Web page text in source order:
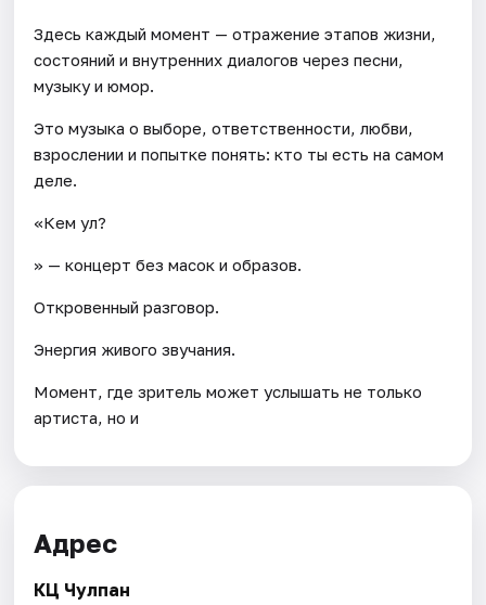
Здесь каждый момент — отражение этапов жизни,
состояний и внутренних диалогов через песни,
музыку и юмор.
Это музыка о выборе, ответственности, любви,
взрослении и попытке понять: кто ты есть на самом
деле.
«Кем ул?
» — концерт без масок и образов.
Откровенный разговор.
Энергия живого звучания.
Момент, где зритель может услышать не только
артиста, но и
Адрес
КЦ Чулпан